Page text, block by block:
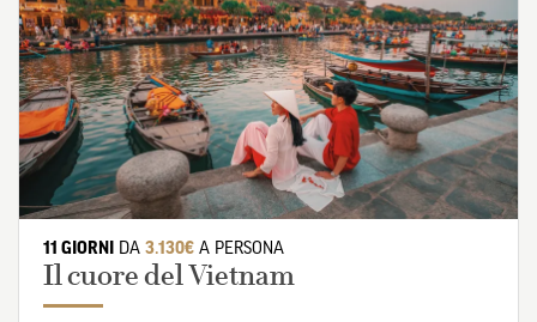
11 GIORNI DA 3.130€ A PERSONA
Il cuore del Vietnam